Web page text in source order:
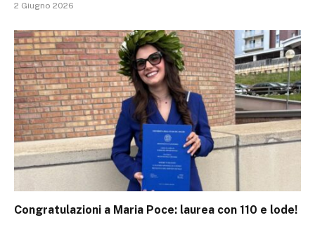
2 Giugno 2026
Congratulazioni a Maria Poce: laurea con 110 e lode!